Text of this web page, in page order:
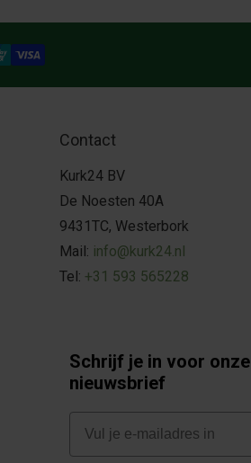
Contact
Kurk24 BV
De Noesten 40A
9431TC, Westerbork
Mail: info@kurk24.nl
Tel: +31 593 565228
Schrijf je in voor onze
nieuwsbrief
E-mail